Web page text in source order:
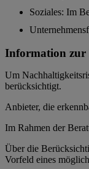
Soziales: Im
Information zur
Um
berücksichtigt.
Anbieter, die
Im Rahmen der
Über die
Vorfeld eines